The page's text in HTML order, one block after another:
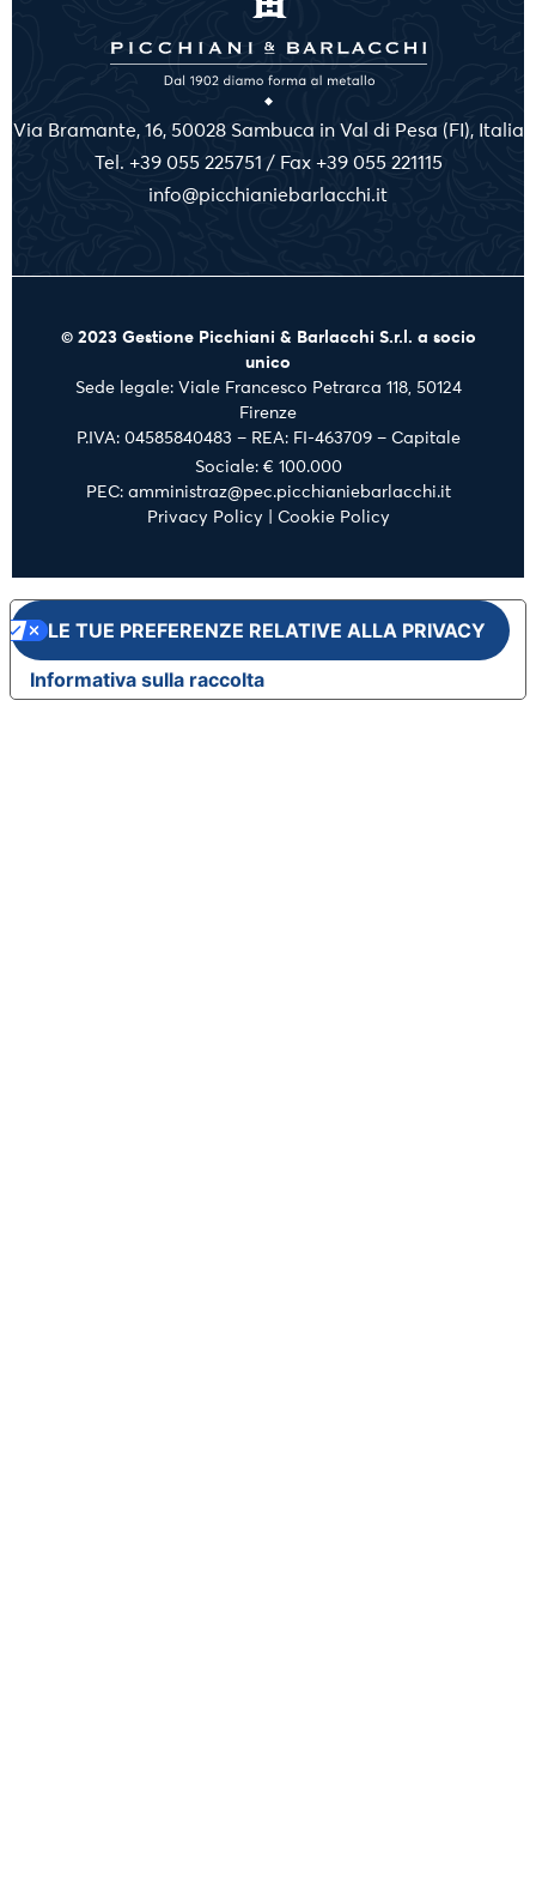
Via Bramante, 16, 50028 Sambuca in Val di Pesa (FI), Italia
Tel. +39 055 225751 / Fax +39 055 221115
info@picchianiebarlacchi.it
© 2023 Gestione Picchiani & Barlacchi S.r.l. a socio
unico
Sede legale: Viale Francesco Petrarca 118, 50124
Firenze
P.IVA: 04585840483 – REA: FI-463709 – Capitale
Sociale: € 100.000
PEC: amministraz@pec.picchianiebarlacchi.it
Privacy Policy
Cookie Policy
Informativa sulla raccolta
LE TUE PREFERENZE RELATIVE ALLA PRIVACY